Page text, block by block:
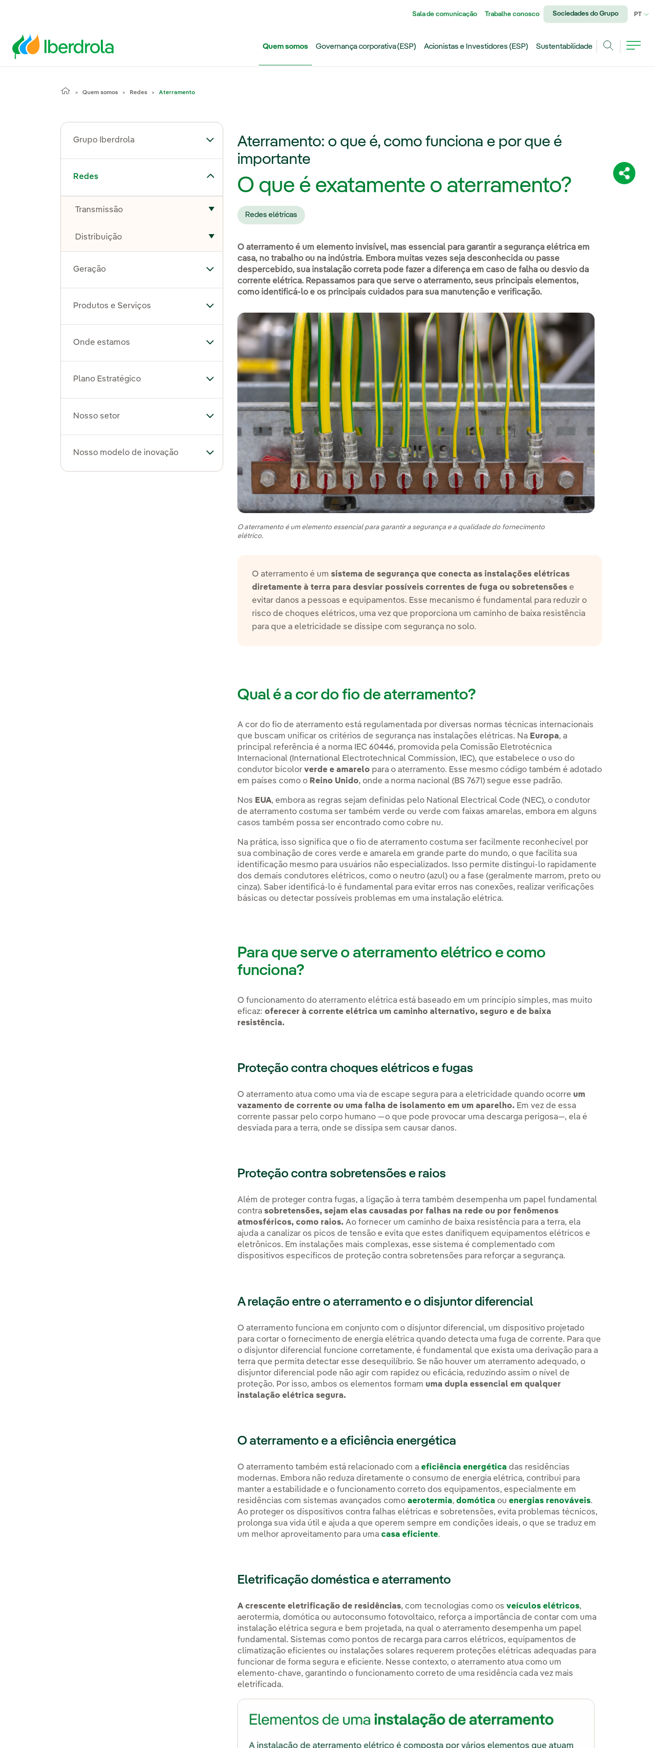
Sala de comunicação Trabalhe conosco Sociedades do Grupo PT
Quem somos Governança corporativa (ESP) Acionistas e Investidores (ESP)
Sustentabilidade
Quem somos Redes Aterramento
Grupo Iberdrola Alternar submenu de Grupo Iberdrola
Redes
Alternar submenu de Redes
Transmissão
Alternar submenu de Transmissão
Distribuição
Alternar submenu de Distribuição
Geração Alternar submenu de Geração
Produtos e Serviços Alternar submenu de Produtos e Serviços
Onde estamos Alternar submenu de Onde estamos
Plano Estratégico Alternar submenu de Plano Estratégico
Nosso setor Alternar submenu de Nosso setor
Nosso modelo de inovação Alternar submenu de Nosso modelo de inovação
Aterramento: o que é, como funciona e por que é
importante
O que é exatamente o aterramento?
Redes elétricas
O aterramento é um elemento invisível, mas essencial para garantir a segurança elétrica em
casa, no trabalho ou na indústria. Embora muitas vezes seja desconhecida ou passe
despercebido, sua instalação correta pode fazer a diferença em caso de falha ou desvio da
corrente elétrica. Repassamos para que serve o aterramento, seus principais elementos,
como identificá-lo e os principais cuidados para sua manutenção e verificação.
O aterramento é um elemento essencial para garantir a segurança e a qualidade do fornecimento
elétrico.
O aterramento é um sistema de segurança que conecta as instalações elétricas
diretamente à terra para desviar possíveis correntes de fuga ou sobretensões e
evitar danos a pessoas e equipamentos. Esse mecanismo é fundamental para reduzir o
risco de choques elétricos, uma vez que proporciona um caminho de baixa resistência
para que a eletricidade se dissipe com segurança no solo.
Qual é a cor do fio de aterramento?
A cor do fio de aterramento está regulamentada por diversas normas técnicas internacionais
que buscam unificar os critérios de segurança nas instalações elétricas. Na Europa, a
principal referência é a norma IEC 60446, promovida pela Comissão Eletrotécnica
Internacional (International Electrotechnical Commission, IEC), que estabelece o uso do
condutor bicolor verde e amarelo para o aterramento. Esse mesmo código também é adotado
em países como o Reino Unido, onde a norma nacional (BS 7671) segue esse padrão.
Nos EUA, embora as regras sejam definidas pelo National Electrical Code (NEC), o condutor
de aterramento costuma ser também verde ou verde com faixas amarelas, embora em alguns
casos também possa ser encontrado como cobre nu.
Na prática, isso significa que o fio de aterramento costuma ser facilmente reconhecível por
sua combinação de cores verde e amarela em grande parte do mundo, o que facilita sua
identificação mesmo para usuários não especializados. Isso permite distingui-lo rapidamente
dos demais condutores elétricos, como o neutro (azul) ou a fase (geralmente marrom, preto ou
cinza). Saber identificá-lo é fundamental para evitar erros nas conexões, realizar verificações
básicas ou detectar possíveis problemas em uma instalação elétrica.
Para que serve o aterramento elétrico e como
funciona?
O funcionamento do aterramento elétrica está baseado em um princípio simples, mas muito
eficaz:oferecer à corrente elétrica um caminho alternativo, seguro e de baixa
resistência.
Proteção contra choques elétricos e fugas
O aterramento atua como uma via de escape segura para a eletricidade quando ocorre um
vazamento de corrente ou uma falha de isolamento em um aparelho. Em vez de essa
corrente passar pelo corpo humano —o que pode provocar uma descarga perigosa—, ela é
desviada para a terra, onde se dissipa sem causar danos.
Proteção contra sobretensões e raios
Além de proteger contra fugas, a ligação à terra também desempenha um papel fundamental
contra sobretensões, sejam elas causadas por falhas na rede ou por fenômenos
atmosféricos, como raios.Ao fornecer um caminho de baixa resistência para a terra, ela
ajuda a canalizar os picos de tensão e evita que estes danifiquem equipamentos elétricos e
eletrônicos. Em instalações mais complexas, esse sistema é complementado com
dispositivos específicos de proteção contra sobretensões para reforçar a segurança.
A relação entre o aterramento e o disjuntor diferencial
O aterramento funciona em conjunto com o disjuntor diferencial, um dispositivo projetado
para cortar o fornecimento de energia elétrica quando detecta uma fuga de corrente. Para que
o disjuntor diferencial funcione corretamente, é fundamental que exista uma derivação para a
terra que permita detectar esse desequilíbrio. Se não houver um aterramento adequado, o
disjuntor diferencial pode não agir com rapidez ou eficácia, reduzindo assim o nível de
proteção. Por isso, ambos os elementos formam uma dupla essencial em qualquer
instalação elétrica segura.
O aterramento e a eficiência energética
O aterramento também está relacionado com aeficiência energética das residências
modernas. Embora não reduza diretamente o consumo de energia elétrica, contribui para
manter a estabilidade e o funcionamento correto dos equipamentos, especialmente em
residências com sistemas avançados comoaerotermia,domótica ouenergias renováveis.
Ao proteger os dispositivos contra falhas elétricas e sobretensões, evita problemas técnicos,
prolonga sua vida útil e ajuda a que operem sempre em condições ideais, o que se traduz em
um melhor aproveitamento para umacasa eficiente.
Eletrificação doméstica e aterramento
A crescente eletrificação de residências, com tecnologias como osveículos elétricos,
aerotermia, domótica ou autoconsumo fotovoltaico, reforça a importância de contar com uma
instalação elétrica segura e bem projetada, na qual o aterramento desempenha um papel
fundamental. Sistemas como pontos de recarga para carros elétricos, equipamentos de
climatização eficientes ou instalações solares requerem proteções elétricas adequadas para
funcionar de forma segura e eficiente. Nesse contexto, o aterramento atua como um
elemento-chave, garantindo o funcionamento correto de uma residência cada vez mais
eletrificada.